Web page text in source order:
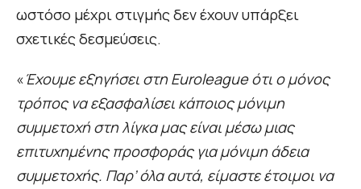
ωστόσο μέχρι στιγμής δεν έχουν υπάρξει
σχετικές δεσμεύσεις.
«Έχουμε εξηγήσει στη Euroleague ότι ο μόνος
τρόπος να εξασφαλίσει κάποιος μόνιμη
συμμετοχή στη λίγκα μας είναι μέσω μιας
επιτυχημένης προσφοράς για μόνιμη άδεια
συμμετοχής. Παρ’ όλα αυτά, είμαστε έτοιμοι να